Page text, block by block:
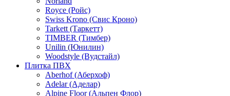
Royce (Ройс)
Swiss Krono (Свис Кроно)
Tarkett (Таркетт)
TIMBER (Тимбер)
Unilin (Юнилин)
Woodstyle (Вудстайл)
Плитка ПВХ
Aberhof (Аберхоф)
Adelar (Аделар)
Alpine Floor (Альпен Флор)